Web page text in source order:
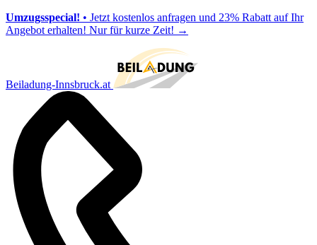
Umzugsspecial! • Jetzt kostenlos anfragen und 23% Rabatt auf Ihr
Angebot erhalten! Nur für kurze Zeit! →
Beiladung-Innsbruck.at